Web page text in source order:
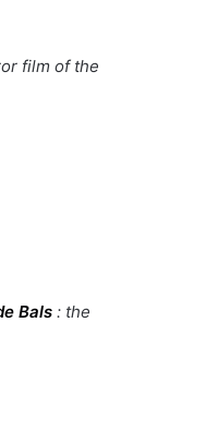
film of the
Bals : the